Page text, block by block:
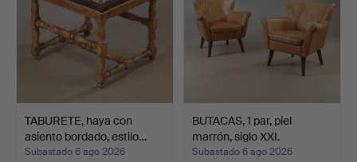
TABURETE, haya con
asiento bordado, estilo…
Subastado 6 ago 2026
BUTACAS, 1 par, piel
marrón, siglo XXI.
Subastado 6 ago 2026